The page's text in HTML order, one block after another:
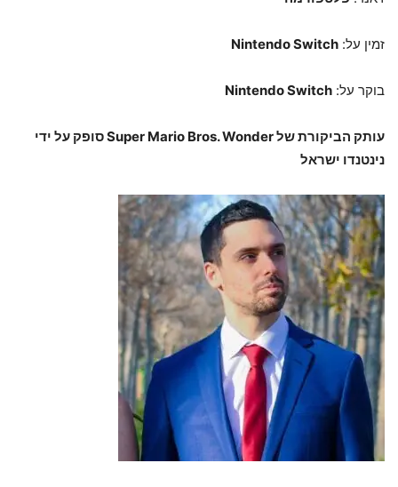
זמין על: Nintendo Switch
בוקר על: Nintendo Switch
עותק הביקורת של Super Mario Bros. Wonder סופק על ידי
נינטנדו ישראל